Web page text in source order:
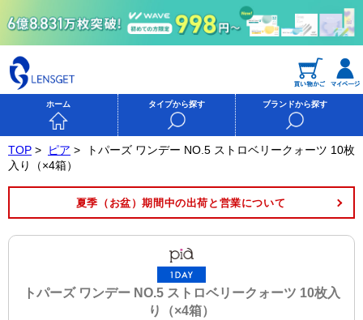
ホーム タイプから探す ブランドから探す
TOP > ピア >
トパーズ ワンデー NO.5 ストロベリークォーツ 10枚
入り（×4箱）
夏季（お盆）期間中の出荷と営業について
トパーズ ワンデー NO.5 ストロベリークォーツ 10枚入
り（×4箱）